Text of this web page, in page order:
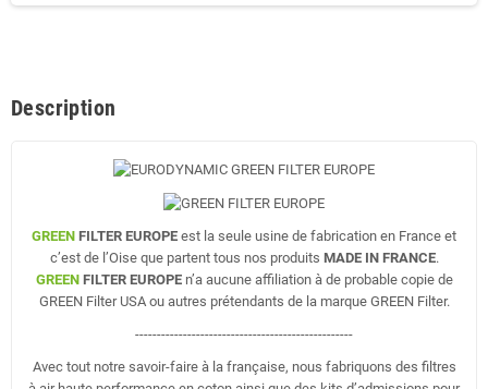
Description
GREEN FILTER EUROPE est la seule usine de fabrication en France et
c’est de l’Oise que partent tous nos produits MADE IN FRANCE.
GREENFILTER EUROPEn’a aucune affiliation à de probable copie de
GREEN Filter USA ou autres prétendants de la marque GREEN Filter.
--------------------------------------------------
Avec tout notre savoir-faire à la française, nous fabriquons des filtres